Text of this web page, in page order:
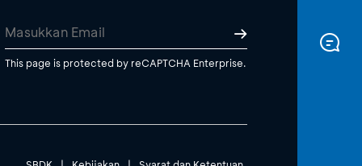
This page is protected by reCAPTCHA Enterprise.